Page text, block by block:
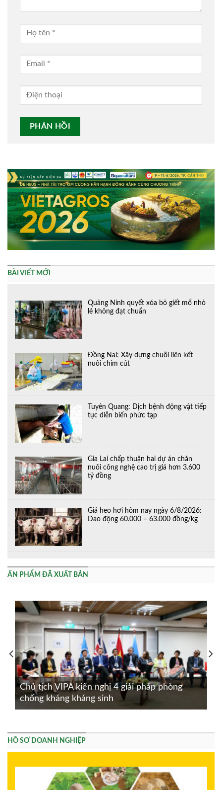
BÀI VIẾT MỚI
Quảng Ninh quyết xóa bỏ giết mổ nhỏ
lẻ không đạt chuẩn
Đồng Nai: Xây dựng chuỗi liên kết
nuôi chim cút
Tuyên Quang: Dịch bệnh động vật tiếp
tục diễn biến phức tạp
Gia Lai chấp thuận hai dự án chăn
nuôi công nghệ cao trị giá hơn 3.600
tỷ đồng
Giá heo hơi hôm nay ngày 6/8/2026:
Dao động 60.000 – 63.000 đồng/kg
ẤN PHẨM ĐÃ XUẤT BẢN
Chủ tịch VIPA kiến nghị 4 giải pháp phòng
chống kháng kháng sinh
HỒ SƠ DOANH NGHIỆP